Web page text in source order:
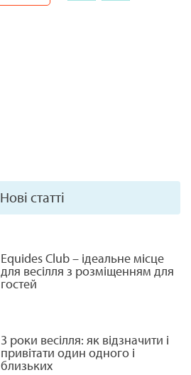
Нові статті
Equides Club – ідеальне місце
для весілля з розміщенням для
гостей
3 роки весілля: як відзначити і
привітати один одного і
близьких